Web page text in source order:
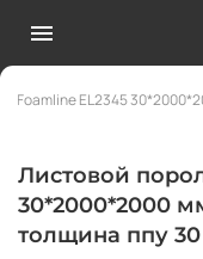
Foamline EL2345
Листовой
30*2000*2000
толщина ппу